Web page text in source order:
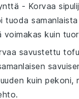
- Korvaa
tuoda
voimakas kuin
savustettu tofu
kuin pekoni,